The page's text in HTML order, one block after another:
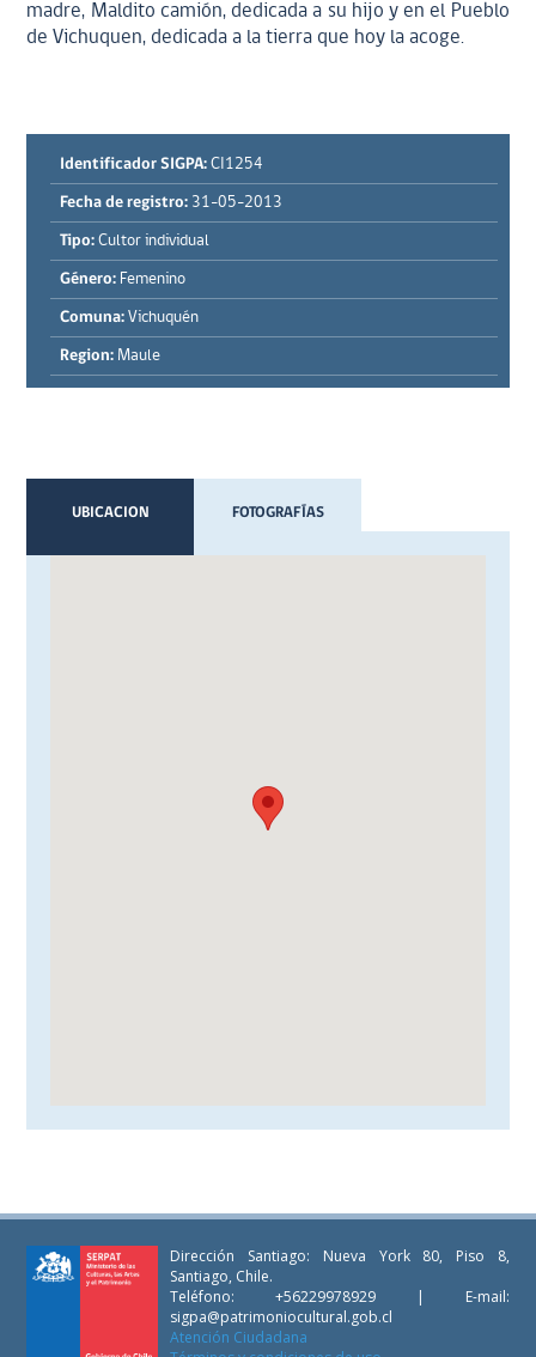
madre, Maldito camión, dedicada a su hijo y en el Pueblo
de Vichuquen, dedicada a la tierra que hoy la acoge.
Identificador SIGPA: CI1254
Fecha de registro: 31-05-2013
Tipo: Cultor individual
Género: Femenino
Comuna: Vichuquén
Region: Maule
UBICACION FOTOGRAFÍAS
Dirección Santiago: Nueva York 80, Piso 8,
Santiago, Chile.
Teléfono: +56229978929 | E-mail:
sigpa@patrimoniocultural.gob.cl
Atención Ciudadana